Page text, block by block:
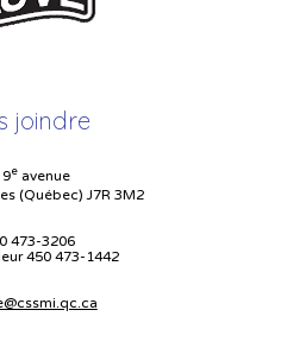
joindre
9e avenue
(Québec) J7R 3M2
473-3206
450 473-1442